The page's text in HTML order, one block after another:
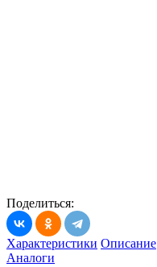
Поделиться:
Характеристики Описание
Аналоги